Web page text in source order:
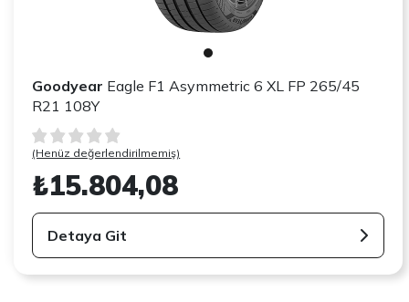
Goodyear Eagle F1 Asymmetric 6 XL FP 265/45
R21 108Y
(Henüz değerlendirilmemiş)
₺15.804,08
Detaya Git